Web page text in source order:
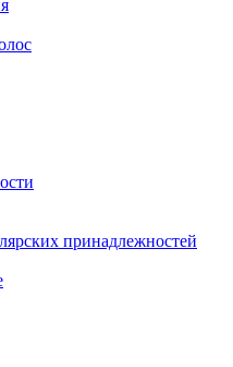
принадлежностей